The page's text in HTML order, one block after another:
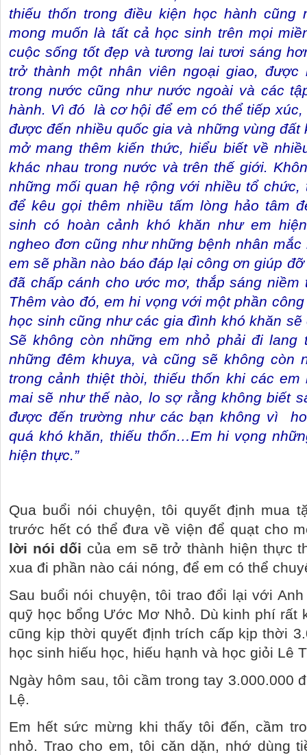
thiếu thốn trong điều kiện học hành cũng
mong muốn là tất cả học sinh trên mọi
cuộc sống tốt đẹp và tương lai tươi sáng
trở thành một nhân viên ngoại giao,
trong nước cũng như nước ngoài và các
hành. Vì đó
là cơ hội để em có thể tiếp
được đến nhiều quốc gia và những vùng đất
mở mang thêm kiến thức, hiểu biết về
khác nhau trong nước và trên thế giới.
những mối quan hệ rộng với nhiều tổ
để kêu gọi thêm nhiều tấm lòng hảo tâm
sinh có hoàn cảnh khó khăn như em
ngheo đơn cũng như những bệnh nhân
em sẽ phần nào báo đáp lại công ơn giúp
đã chấp cánh cho ước mơ, thắp sáng
Thêm vào đó, em hi vọng với một phần
học sinh cũng như các gia đình khó khăn
Sẽ không còn những em nhỏ phải đi lang
những đêm khuya, và cũng sẽ không còn
trong cảnh thiệt thòi, thiếu thốn khi các
mai sẽ như thế nào, lo sợ rằng không biết
được đến trường như các bạn không vì
quá khó khăn, thiếu thốn…Em hi vọng
hiện thực.”
Qua buổi nói chuyện, tôi quyết định mua
trước hết có thể đưa về viện để quạt cho
lời nói dối của em sẽ trở thành hiện thực
xua đi phần nào cái nóng, để em có thể
Sau buổi nói chuyện, tôi trao đổi lại với
quỹ học bổng Ước Mơ Nhỏ. Dù kinh phí rất
cũng kịp thời quyết định trích cấp kịp thời
học sinh hiếu học, hiếu hạnh và học giỏi Lê
Ngày hôm sau, tôi cầm trong tay 3.000.000
Lệ.
Em hết sức mừng khi thấy tôi đến, cầm
nhỏ. Trao cho em, tôi căn dặn, nhớ dùng